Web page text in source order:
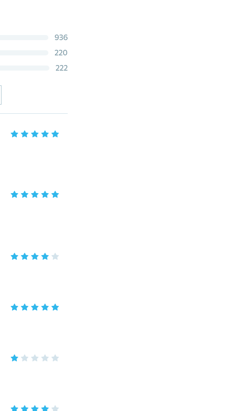
936
220
222